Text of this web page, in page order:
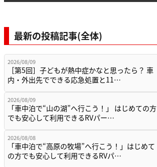
最新の投稿記事(全体)
2026/08/09
［第5回］子どもが熱中症かなと思ったら？ 車
内・外出先でできる応急処置と11…
2026/08/09
「車中泊で“山の湖”へ行こう！」 はじめての方
でも安心して利用できるRVパー…
2026/08/08
「車中泊で“高原の牧場”へ行こう！」はじめて
の方でも安心して利用できるRVパ…